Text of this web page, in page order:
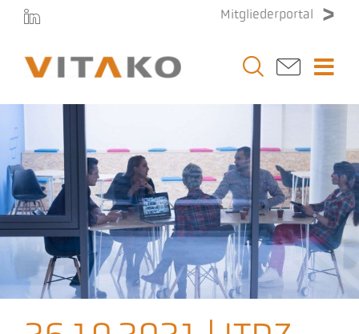
Zum
springen
Mitgliederportal
Vitako
Themen
Stellenmarkt
Veranstaltungen
Presse